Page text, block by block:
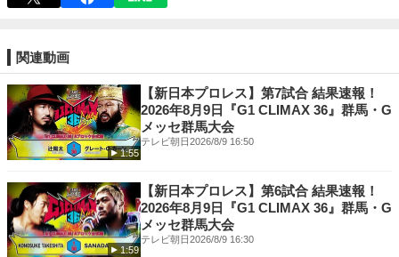
関連動画
1:55
【新日本プロレス】第7試合 結果速報！
2026年8月9日『G1 CLIMAX 36』群馬・G
メッセ群馬大会
テレビ朝日2026/8/9 16:50
1:59
【新日本プロレス】第6試合 結果速報！
2026年8月9日『G1 CLIMAX 36』群馬・G
メッセ群馬大会
テレビ朝日2026/8/9 16:30